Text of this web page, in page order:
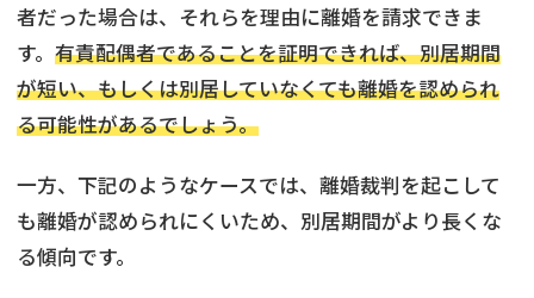
者だった場合は、それらを理由に離婚を請求できま
す。 有責配偶者であることを証明できれば、別居期間
が短い、もしくは別居していなくても離婚を認められ
る可能性があるでしょう。
一方、下記のようなケースでは、離婚裁判を起こして
も離婚が認められにくいため、別居期間がより長くな
る傾向です。